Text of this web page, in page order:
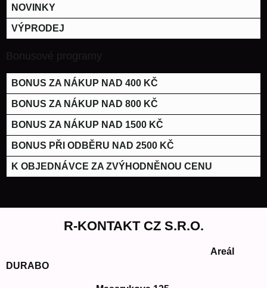
NOVINKY
VÝPRODEJ
Bonusové programy
BONUS ZA NÁKUP NAD 400 KČ
BONUS ZA NÁKUP NAD 800 KČ
BONUS ZA NÁKUP NAD 1500 KČ
BONUS PŘI ODBĚRU NAD 2500 KČ
K OBJEDNÁVCE ZA ZVÝHODNĚNOU CENU
R-KONTAKT CZ S.R.O.
Areál
DURABO